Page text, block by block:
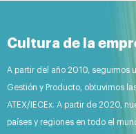
Cultura de la
A partir del año 2010, seguimos
Gestión y Producto, obtuvimos
ATEX/IECEx. A partir de 2020,
países y regiones en todo el